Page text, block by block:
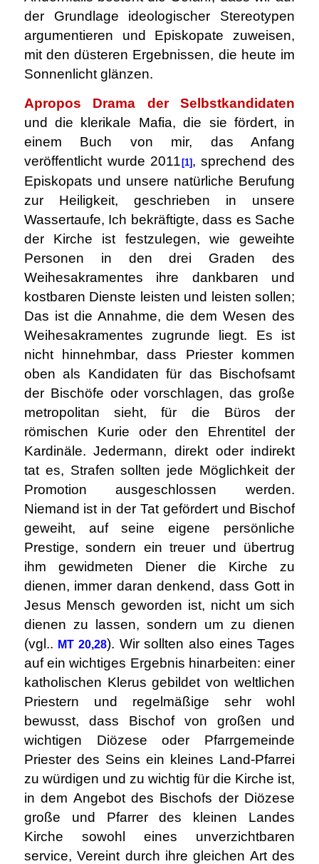
der Grundlage ideologischer Stereotypen
argumentieren und Episkopate zuweisen,
mit den düsteren Ergebnissen, die heute im
Sonnenlicht glänzen.
Apropos Drama der Selbstkandidaten
und die klerikale Mafia, die sie fördert, in
einem Buch von mir, das Anfang
veröffentlicht wurde 2011 [1], sprechend des
Episkopats und unsere natürliche Berufung
zur Heiligkeit, geschrieben in unsere
Wassertaufe, Ich bekräftigte, dass es Sache
der Kirche ist festzulegen, wie geweihte
Personen in den drei Graden des
Weihesakramentes ihre dankbaren und
kostbaren Dienste leisten und leisten sollen;
Das ist die Annahme, die dem Wesen des
Weihesakramentes zugrunde liegt. Es ist
nicht hinnehmbar, dass Priester kommen
oben als Kandidaten für das Bischofsamt
der Bischöfe oder vorschlagen, das große
metropolitan sieht, für die Büros der
römischen Kurie oder den Ehrentitel der
Kardinäle. Jedermann, direkt oder indirekt
tat es, Strafen sollten jede Möglichkeit der
Promotion ausgeschlossen werden.
Niemand ist in der Tat gefördert und Bischof
geweiht, auf seine eigene persönliche
Prestige, sondern ein treuer und übertrug
ihm gewidmeten Diener die Kirche zu
dienen, immer daran denkend, dass Gott in
Jesus Mensch geworden ist, nicht um sich
dienen zu lassen, sondern um zu dienen
(vgl.. MT 20,28). Wir sollten also eines Tages
auf ein wichtiges Ergebnis hinarbeiten: einer
katholischen Klerus gebildet von weltlichen
Priestern und regelmäßige sehr wohl
bewusst, dass Bischof von großen und
wichtigen Diözese oder Pfarrgemeinde
Priester des Seins ein kleines Land-Pfarrei
zu würdigen und zu wichtig für die Kirche ist,
in dem Angebot des Bischofs der Diözese
große und Pfarrer des kleinen Landes
Kirche sowohl eines unverzichtbaren
service, Vereint durch ihre gleichen Art des